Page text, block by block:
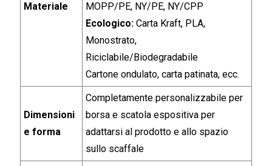
Materiale
MOPP/PE, NY/PE, NY/CPP
Ecologico:Carta Kraft, PLA,
Monostrato,
Riciclabile/Biodegradabile
Cartone ondulato, carta patinata, ecc.
Dimensioni
e forma
Completamente personalizzabile per
borsa e scatola espositiva per
adattarsi al prodotto e allo spazio
sullo scaffale